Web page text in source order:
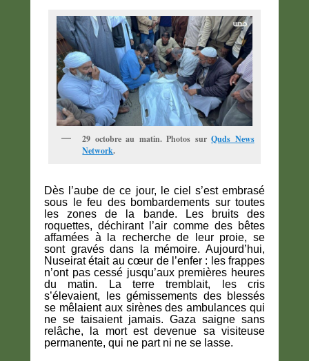
29 octobre au matin. Photos surQuds News
Network.
Dès l’aube de ce jour, le ciel s’est embrasé
sous le feu des bombardements sur toutes
les zones de la bande. Les bruits des
roquettes, déchirant l’air comme des bêtes
affamées à la recherche de leur proie, se
sont gravés dans la mémoire. Aujourd’hui,
Nuseirat était au cœur de l’enfer : les frappes
n’ont pas cessé jusqu’aux premières heures
du matin. La terre tremblait, les cris
s’élevaient, les gémissements des blessés
se mêlaient aux sirènes des ambulances qui
ne se taisaient jamais. Gaza saigne sans
relâche, la mort est devenue sa visiteuse
permanente, qui ne part ni ne se lasse.